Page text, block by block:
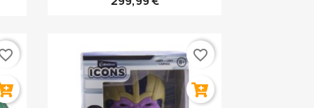
favorite_border